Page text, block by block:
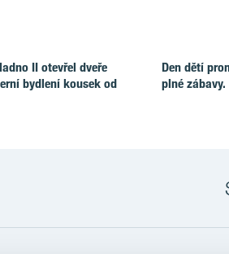
II otevřel dveře
bydlení kousek od
Den dětí
plné zábavy.